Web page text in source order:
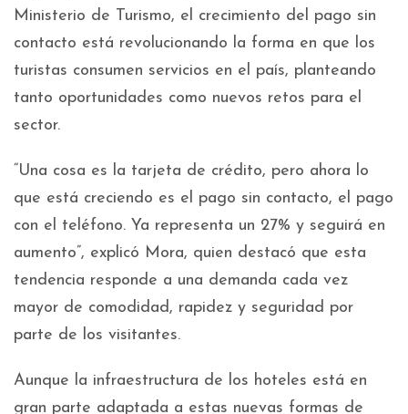
Ministerio de Turismo, el crecimiento del pago sin
contacto está revolucionando la forma en que los
turistas consumen servicios en el país, planteando
tanto oportunidades como nuevos retos para el
sector.
“Una cosa es la tarjeta de crédito, pero ahora lo
que está creciendo es el pago sin contacto, el pago
con el teléfono. Ya representa un 27% y seguirá en
aumento”, explicó Mora, quien destacó que esta
tendencia responde a una demanda cada vez
mayor de comodidad, rapidez y seguridad por
parte de los visitantes.
Aunque la infraestructura de los hoteles está en
gran parte adaptada a estas nuevas formas de